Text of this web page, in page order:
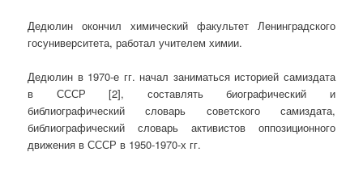
Дедюлин окончил химический факультет Ленинградского
госуниверситета, работал учителем химии.
Дедюлин в 1970-е гг. начал заниматься историей самиздата
в СССР [2], составлять биографический и
библиографический словарь советского самиздата,
библиографический словарь активистов оппозиционного
движения в СССР в 1950-1970-х гг.